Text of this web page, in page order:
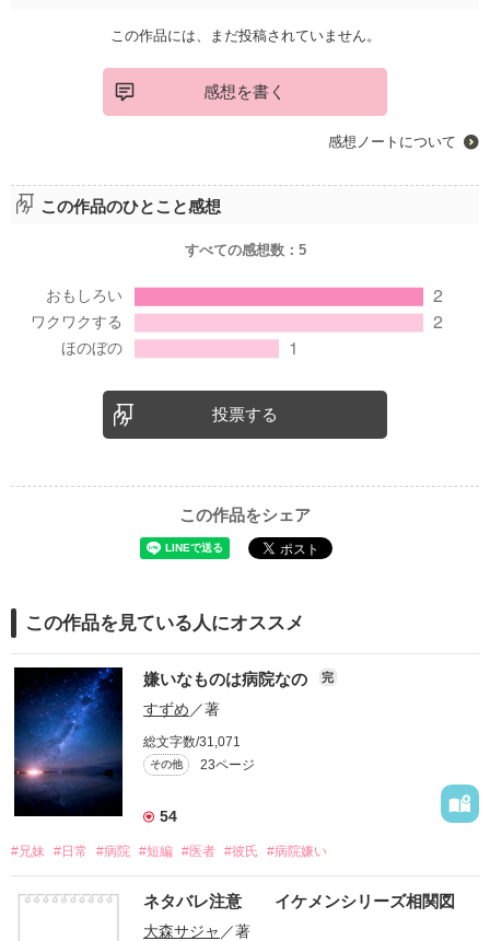
この作品には、まだ投稿されていません。
感想を書く
感想ノートについて
この作品のひとこと感想
すべての感想数： 5
投票する
この作品をシェア
この作品を見ている人にオススメ
嫌いなものは病院なの 完
すずめ ／著
総文字数/31,071
その他 23ページ
54
#兄妹 #日常 #病院 #短編 #医者 #彼氏 #病院嫌い
ネタバレ注意 イケメンシリーズ相関図
大森サジャ ／著